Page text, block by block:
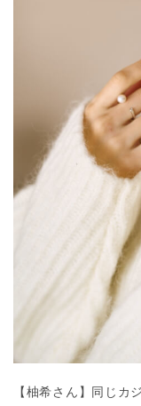
【柚希さん】同じカ